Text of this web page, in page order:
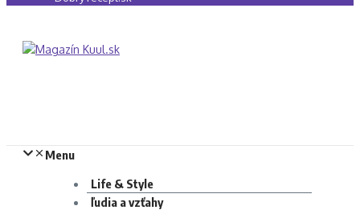
Menu
Life & Style
ľudia a vzťahy